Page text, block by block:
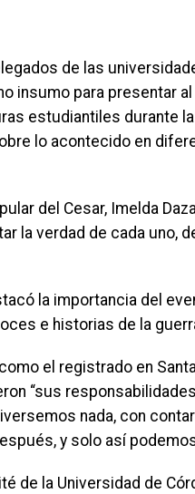
de las
insumo para presentar
estudiantiles durante
lo acontecido en
del Cesar, Imelda
la verdad de cada uno,
la importancia del
e historias de la
el registrado en
“sus
nada, con
y solo así
de la Universidad de